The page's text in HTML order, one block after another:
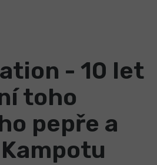
- 10 let
toho
pepře a